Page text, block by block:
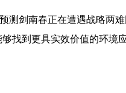
剑南春正在遭遇战略两
找到更具实效价值的环境应